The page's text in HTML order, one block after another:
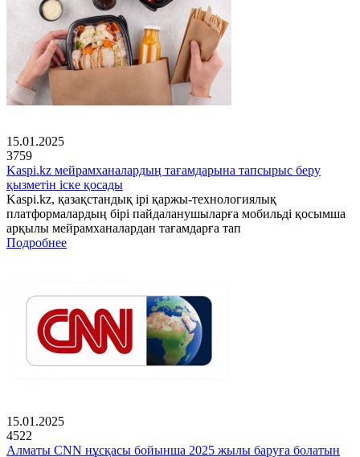
15.01.2025
3759
Kaspi.kz мейрамханалардың тағамдарына тапсырыс беру
қызметін іске қосады
Kaspi.kz, қазақстандық ірі қаржы-технологиялық
платформалардың бірі пайдаланушыларға мобильді қосымша
арқылы мейрамханалардан тағамдарға тап
Подробнее
15.01.2025
4522
Алматы CNN нұсқасы бойынша 2025 жылы баруға болатын